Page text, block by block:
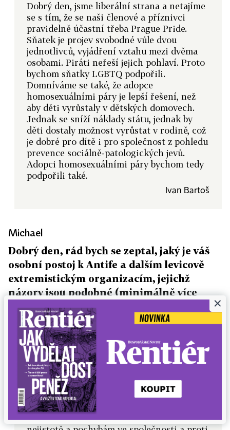
Dobrý den, jsme liberální strana a netajíme
se s tím, že se naši členové a příznivci
pravidelně účastní třeba Prague Pride.
Sňatek je projev svobodné vůle dvou
jednotlivců, vyjádření vztahu mezi dvěma
osobami. Piráti neřeší jejich pohlaví. Proto
bychom sňatky LGBTQ podpořili.
Domníváme se také, že adopce
homosexuálními páry je lepší řešení, než
aby děti vyrůstaly v dětských domovech.
Jednak se sníží náklady státu, jednak by
děti dostaly možnost vyrůstat v rodině, což
je dobré pro dítě i pro společnost z pohledu
prevence sociálně-patologických jevů.
Adopci homosexuálními páry bychom tedy
podpořili také.
Ivan Bartoš
Michael
Dobrý den, rád bych se zeptal, jaký je váš
osobní postoj k Antife a dalším levicově
extremistickým organizacím, jejichž
názory jsou podobné (minimálně více
podobné, než pravicové) názorům Pirátů?
Dobrý den, na tuto otázku jsem odpovídal
Lukasovi. K druhé části otázky, Piráti jsou
liberální demokratická strana s vlastním
programem, která již ve stanovách definuje
následující: Česká pirátská strana chce
všemi zákonnými prostředky bojovat proti
a) zneužívání zákonů k omezování svobody,
b) cenzuře, násilí, rasismu, strachu,
×